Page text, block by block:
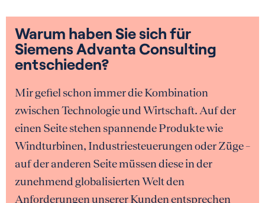
Warum haben Sie sich für
Siemens Advanta Consulting
entschieden?
Mir gefiel schon immer die Kombination
zwischen Technologie und Wirtschaft. Auf der
einen Seite stehen spannende Produkte wie
Windturbinen, Industriesteuerungen oder Züge –
auf der anderen Seite müssen diese in der
zunehmend globalisierten Welt den
Anforderungen unserer Kunden entsprechen